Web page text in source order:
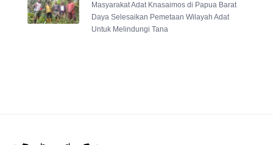
Masyarakat Adat Knasaimos di Papua Barat
Daya Selesaikan Pemetaan Wilayah Adat
Untuk Melindungi Tana